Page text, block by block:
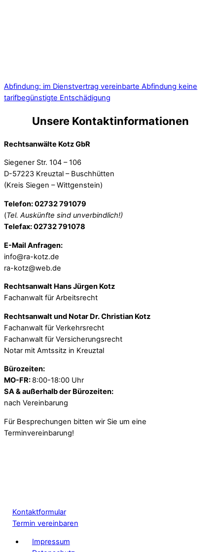
Abfindung: im Dienstvertrag vereinbarte Abfindung keine
tarifbegünstigte Entschädigung
Unsere Kontaktinformationen
Rechtsanwälte Kotz GbR
Siegener Str. 104 – 106
D-57223 Kreuztal – Buschhütten
(Kreis Siegen – Wittgenstein)
Telefon: 02732 791079
(Tel. Auskünfte sind unverbindlich!)
Telefax: 02732 791078
E-Mail Anfragen:
info@ra-kotz.de
ra-kotz@web.de
Rechtsanwalt Hans Jürgen Kotz
Fachanwalt für Arbeitsrecht
Rechtsanwalt und Notar Dr. Christian Kotz
Fachanwalt für Verkehrsrecht
Fachanwalt für Versicherungsrecht
Notar mit Amtssitz in Kreuztal
Bürozeiten:
MO-FR: 8:00-18:00 Uhr
SA & außerhalb der Bürozeiten:
nach Vereinbarung
Für Besprechungen bitten wir Sie um eine
Terminvereinbarung!
Kontaktformular
Termin vereinbaren
Impressum